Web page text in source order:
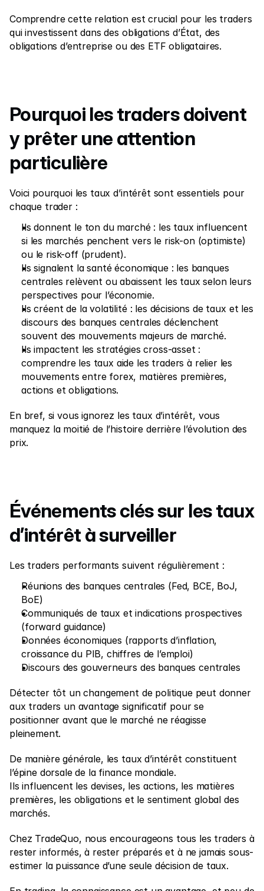
Comprendre cette relation est crucial pour les traders
qui investissent dans des obligations d’État, des
obligations d’entreprise ou des ETF obligataires.
Pourquoi les traders doivent
y prêter une attention
particulière
Voici pourquoi les taux d’intérêt sont essentiels pour
chaque trader :
Ils donnent le ton du marché : les taux influencent
si les marchés penchent vers le risk-on (optimiste)
ou le risk-off (prudent).
Ils signalent la santé économique : les banques
centrales relèvent ou abaissent les taux selon leurs
perspectives pour l’économie.
Ils créent de la volatilité : les décisions de taux et les
discours des banques centrales déclenchent
souvent des mouvements majeurs de marché.
Ils impactent les stratégies cross-asset :
comprendre les taux aide les traders à relier les
mouvements entre forex, matières premières,
actions et obligations.
En bref, si vous ignorez les taux d’intérêt, vous
manquez la moitié de l’histoire derrière l’évolution des
prix.
Événements clés sur les taux
d’intérêt à surveiller
Les traders performants suivent régulièrement :
Réunions des banques centrales (Fed, BCE, BoJ,
BoE)
Communiqués de taux et indications prospectives
(forward guidance)
Données économiques (rapports d’inflation,
croissance du PIB, chiffres de l’emploi)
Discours des gouverneurs des banques centrales
Détecter tôt un changement de politique peut donner
aux traders un avantage significatif pour se
positionner avant que le marché ne réagisse
pleinement.
De manière générale, les taux d’intérêt constituent
l’épine dorsale de la finance mondiale.
Ils influencent les devises, les actions, les matières
premières, les obligations et le sentiment global des
marchés.
Chez TradeQuo, nous encourageons tous les traders à
rester informés, à rester préparés et à ne jamais sous-
estimer la puissance d’une seule décision de taux.